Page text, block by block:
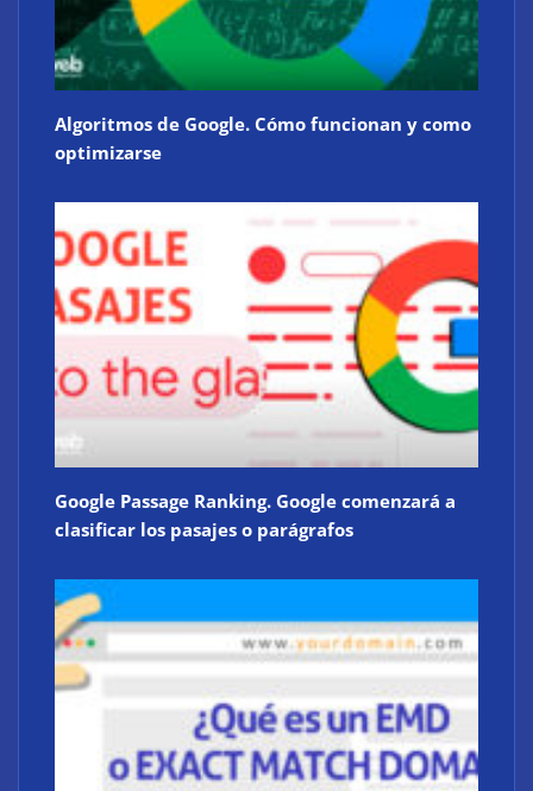
Algoritmos de Google. Cómo funcionan y como
optimizarse
Google Passage Ranking. Google comenzará a
clasificar los pasajes o parágrafos